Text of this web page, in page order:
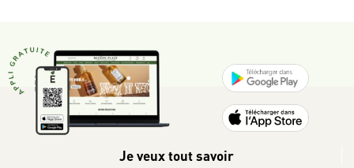
Je veux tout savoir